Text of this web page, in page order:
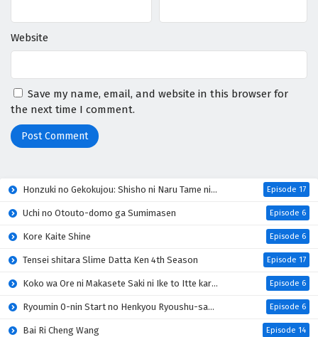
Website
Save my name, email, and website in this browser for
the next time I comment.
Honzuki no Gekokujou: Shisho ni Naru Tame ni wa Shudan wo Erandeiraremasen 4th Season Episode 17
Uchi no Otouto-domo ga Sumimasen Episode 6
Kore Kaite Shine Episode 6
Tensei shitara Slime Datta Ken 4th Season Episode 17
Koko wa Ore ni Makasete Saki ni Ike to Itte kara 10-nen ga Tattara Densetsu ni Natteita Episode 6
Ryoumin 0-nin Start no Henkyou Ryoushu-sama Episode 6
Bai Ri Cheng Wang Episode 14